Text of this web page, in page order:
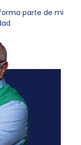
parte de mi